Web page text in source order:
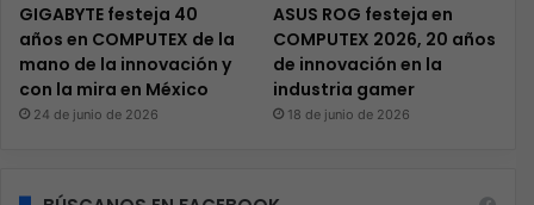
GIGABYTE festeja 40
años en COMPUTEX de la
mano de la innovación y
con la mira en México
24 de junio de 2026
ASUS ROG festeja en
COMPUTEX 2026, 20 años
de innovación en la
industria gamer
18 de junio de 2026